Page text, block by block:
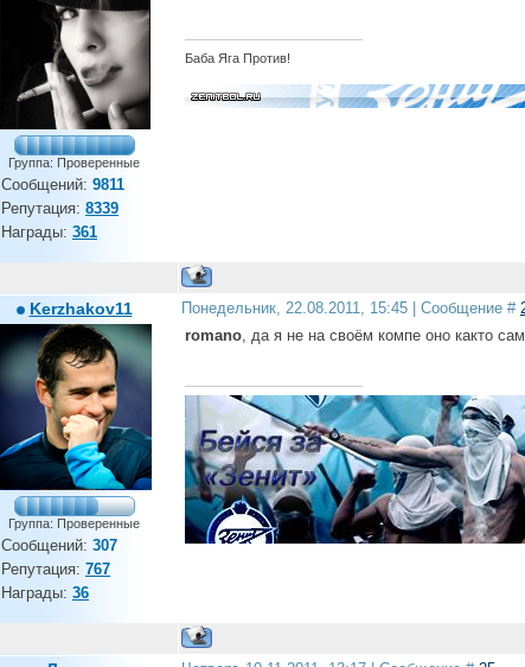
Группа: Проверенные
Сообщений: 9811
Репутация: 8339
Награды: 361
Баба Яга Против!
Kerzhakov11
Группа: Проверенные
Сообщений: 307
Репутация: 767
Награды: 36
Понедельник, 22.08.2011, 15:45 | Сообщение #
romano, да я не на своём компе оно както